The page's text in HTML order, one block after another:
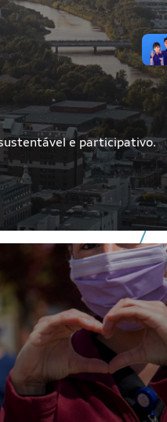
e participativo.